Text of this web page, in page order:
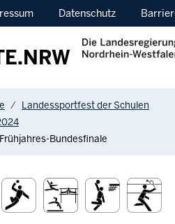
Datenschutz
Landessportfest der Schulen
Bundesfinale